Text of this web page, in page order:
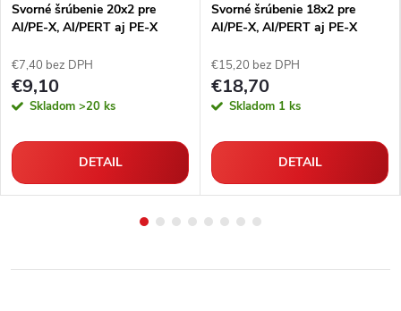
Svorné šrúbenie 20x2 pre
Al/PE-X, Al/PERT aj PE-X
€7,40 bez DPH
€9,10
Skladom >20 ks
DETAIL
Svorné šrúbenie 18x2 pre
Al/PE-X, Al/PERT aj PE-X
€15,20 bez DPH
€18,70
Skladom 1 ks
DETAIL